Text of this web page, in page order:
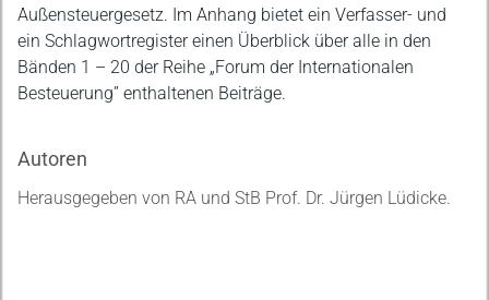
Außensteuergesetz. Im Anhang bietet ein Verfasser- und
ein Schlagwortregister einen Überblick über alle in den
Bänden 1 – 20 der Reihe „Forum der Internationalen
Besteuerung” enthaltenen Beiträge.
Autoren
Herausgegeben von RA und StB Prof. Dr. Jürgen Lüdicke.